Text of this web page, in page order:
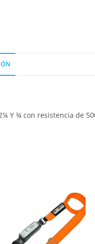
2¼ Y ¾ con resistencia